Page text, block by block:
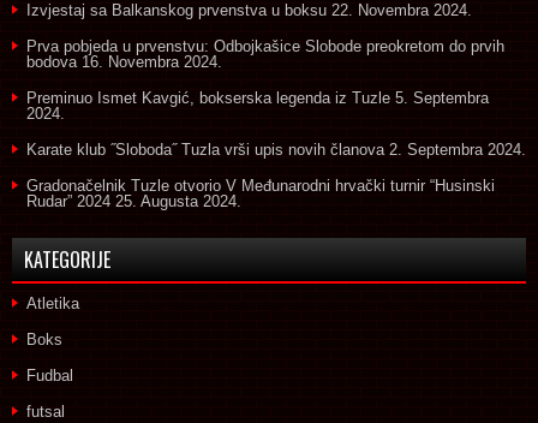
Izvjestaj sa Balkanskog prvenstva u boksu 22. Novembra 2024.
Prva pobjeda u prvenstvu: Odbojkašice Slobode preokretom do prvih
bodova 16. Novembra 2024.
Preminuo Ismet Kavgić, bokserska legenda iz Tuzle 5. Septembra
2024.
Karate klub ˝Sloboda˝ Tuzla vrši upis novih članova 2. Septembra 2024.
Gradonačelnik Tuzle otvorio V Međunarodni hrvački turnir “Husinski
Rudar” 2024 25. Augusta 2024.
KATEGORIJE
Atletika
Boks
Fudbal
futsal